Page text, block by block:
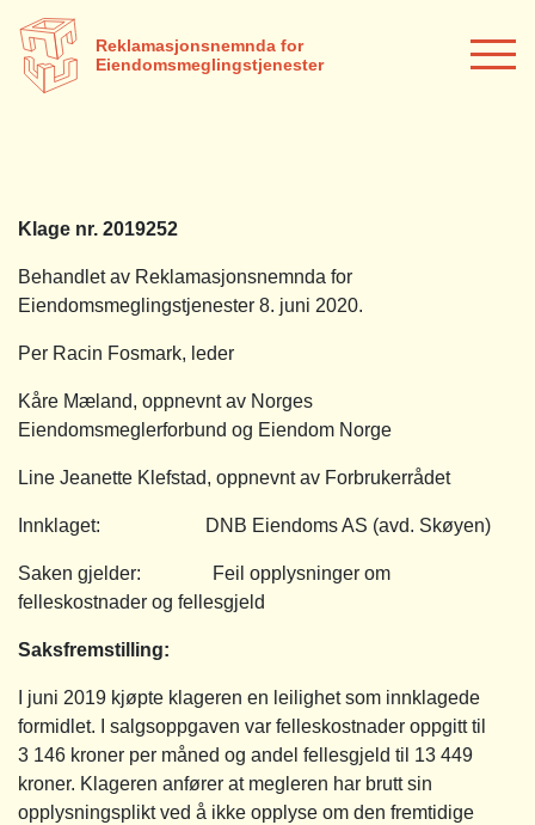
Reklamasjonsnemnda for
Eiendomsmeglingstjenester
Klage nr. 2019252
Behandlet av Reklamasjonsnemnda for
Eiendomsmeglingstjenester 8. juni 2020.
Per Racin Fosmark, leder
Kåre Mæland, oppnevnt av Norges
Eiendomsmeglerforbund og Eiendom Norge
Line Jeanette Klefstad, oppnevnt av Forbrukerrådet
Innklaget: DNB Eiendoms AS (avd. Skøyen)
Saken gjelder: Feil opplysninger om
felleskostnader og fellesgjeld
Saksfremstilling:
I juni 2019 kjøpte klageren en leilighet som innklagede
formidlet. I salgsoppgaven var felleskostnader oppgitt til
3 146 kroner per måned og andel fellesgjeld til 13 449
kroner. Klageren anfører at megleren har brutt sin
opplysningsplikt ved å ikke opplyse om den fremtidige